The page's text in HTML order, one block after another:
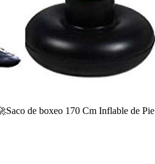
de boxeo 170 Cm Inflable de Pie